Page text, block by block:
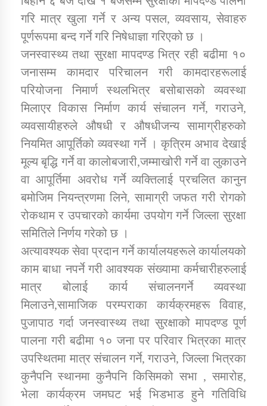
तातोपानी गाउँपालिका जुम्लाको सूचना
तातोपानी गाउँपालिका जुम्लाको सूचना
गरि मात्र खुला गर्ने र अन्य पसल, व्यवसाय, सेवाहरु
पूर्णरूपमा बन्द गर्ने गरि निषेधाज्ञा गरिएको छ ।
जनस्वास्थ्य तथा सुरक्षा मापदण्ड भित्र रही बढीमा १०
जनासम्म कामदार परिचालन गरी कामदारहरूलाई
परियोजना निमार्ण स्थलभित्र बसोबासको व्यवस्था
मिलाएर विकास निर्माण कार्य संचालन गर्ने, गराउने,
व्यवसायीहरुले औषधी र औषधीजन्य सामाग्रीहरुको
नियमित आपूर्तिको व्यवस्था गर्ने । कृत्रिम अभाव देखाई
मूल्य बृद्धि गर्ने वा कालोबजारी,जम्माखोरी गर्ने वा लुकाउने
वा आपूर्तिमा अवरोध गर्ने व्यक्तिलाई प्रचलित कानुन
बमोजिम नियन्त्रणमा लिने, सामाग्री जफत गरी रोगको
रोकथाम र उपचारको कार्यमा उपयोग गर्ने जिल्ला सुरक्षा
समितिले निर्णय गरेको छ ।
अत्यावश्यक सेवा प्रदान गर्ने कार्यालयहरूले कार्यालयको
काम बाधा नपर्ने गरी आवश्यक संख्यामा कर्मचारीहरुलाई
मात्र बोलाई कार्य संचालनगर्ने व्यवस्था
मिलाउने,सामाजिक परम्पराका कार्यक्रमहरू विवाह,
पुजापाठ गर्दा जनस्वास्थ्य तथा सुरक्षाको मापदण्ड पूर्ण
पालना गरी बढीमा १० जना पर परिवार भित्रका मात्र
उपस्थितमा मात्र संचालन गर्ने, गराउने, जिल्ला भित्रका
कुनैपनि स्थानमा कुनैपनि किसिमको सभा , समारोह,
भेला कार्यक्रम जमघट भई भिडभाड हुने गतिविधि